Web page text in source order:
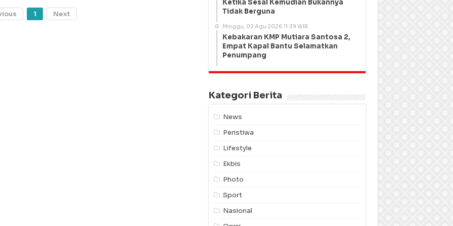
1 Next
Ketika Sesal Kemudian Bukannya
Tidak Berguna
Minggu, 02 Agu 2026 11:39 WIB
Kebakaran KMP Mutiara Santosa 2,
Empat Kapal Bantu Selamatkan
Penumpang
Kategori Berita
News
Peristiwa
Lifestyle
Ekbis
Photo
Sport
Nasional